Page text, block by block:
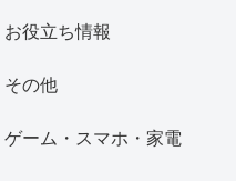
お役立ち情報
その他
ゲーム・スマホ・家電